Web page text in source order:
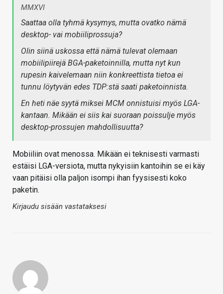
MMXVI
Saattaa olla tyhmä kysymys, mutta ovatko nämä
desktop- vai mobiiliprossuja?
Olin siinä uskossa että nämä tulevat olemaan
mobiilipiirejä BGA-paketoinnilla, mutta nyt kun
rupesin kaivelemaan niin konkreettista tietoa ei
tunnu löytyvän edes TDP:stä saati paketoinnista.
En heti näe syytä miksei MCM onnistuisi myös LGA-
kantaan. Mikään ei siis kai suoraan poissulje myös
desktop-prossujen mahdollisuutta?
Mobiiliin ovat menossa. Mikään ei teknisesti varmasti
estäisi LGA-versiota, mutta nykyisiin kantoihin se ei käy
vaan pitäisi olla paljon isompi ihan fyysisesti koko
paketin.
Kirjaudu sisään vastataksesi